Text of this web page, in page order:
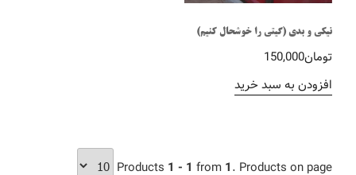
نیکی و بدی (گیتی را خوشحال کنیم)
تومان150,000
افزودن به سبد خرید
Products 1 - 1 from 1. Products on page